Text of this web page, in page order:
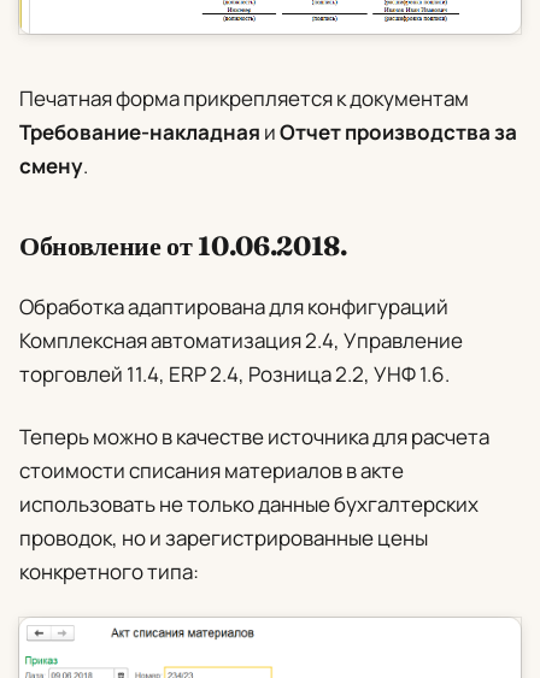
Печатная форма прикрепляется к документам
Требование-накладная иОтчет производства за
смену.
Обновление от 10.06.2018.
Обработка адаптирована для конфигураций
Комплексная автоматизация 2.4, Управление
торговлей 11.4, ERP 2.4, Розница 2.2, УНФ 1.6.
Теперь можно в качестве источника для расчета
стоимости списания материалов в акте
использовать не только данные бухгалтерских
проводок, но и зарегистрированные цены
конкретного типа: